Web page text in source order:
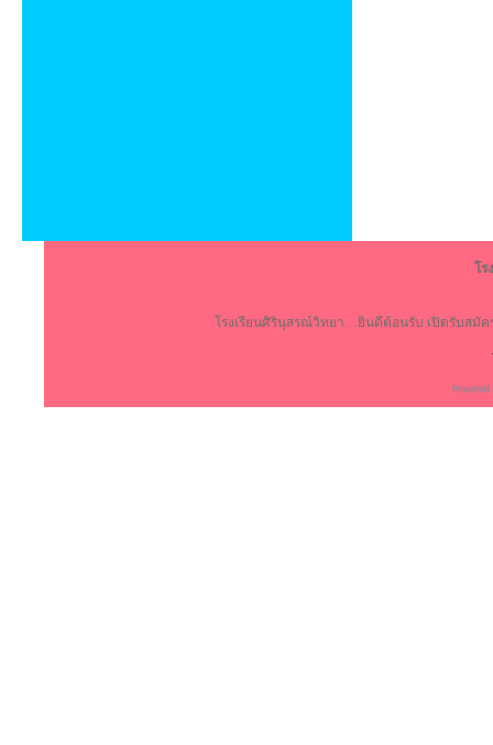
โร
โรงเรียนศิรินุสรณ์วิทยา . .ยินดีต้อนรับ เปิดรับสมั